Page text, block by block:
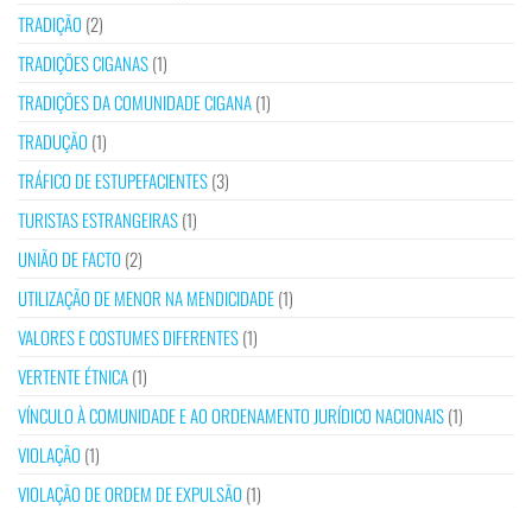
TRADIÇÃO (2)
TRADIÇÕES CIGANAS(1)
TRADIÇÕES DA COMUNIDADE CIGANA(1)
TRADUÇÃO (1)
TRÁFICO DE ESTUPEFACIENTES(3)
TURISTAS ESTRANGEIRAS(1)
UNIÃO DE FACTO (2)
UTILIZAÇÃO DE MENOR NA MENDICIDADE(1)
VALORES E COSTUMES DIFERENTES(1)
VERTENTE ÉTNICA(1)
VÍNCULO À COMUNIDADE E AO ORDENAMENTO JURÍDICO NACIONAIS(1)
VIOLAÇÃO (1)
VIOLAÇÃO DE ORDEM DE EXPULSÃO (1)